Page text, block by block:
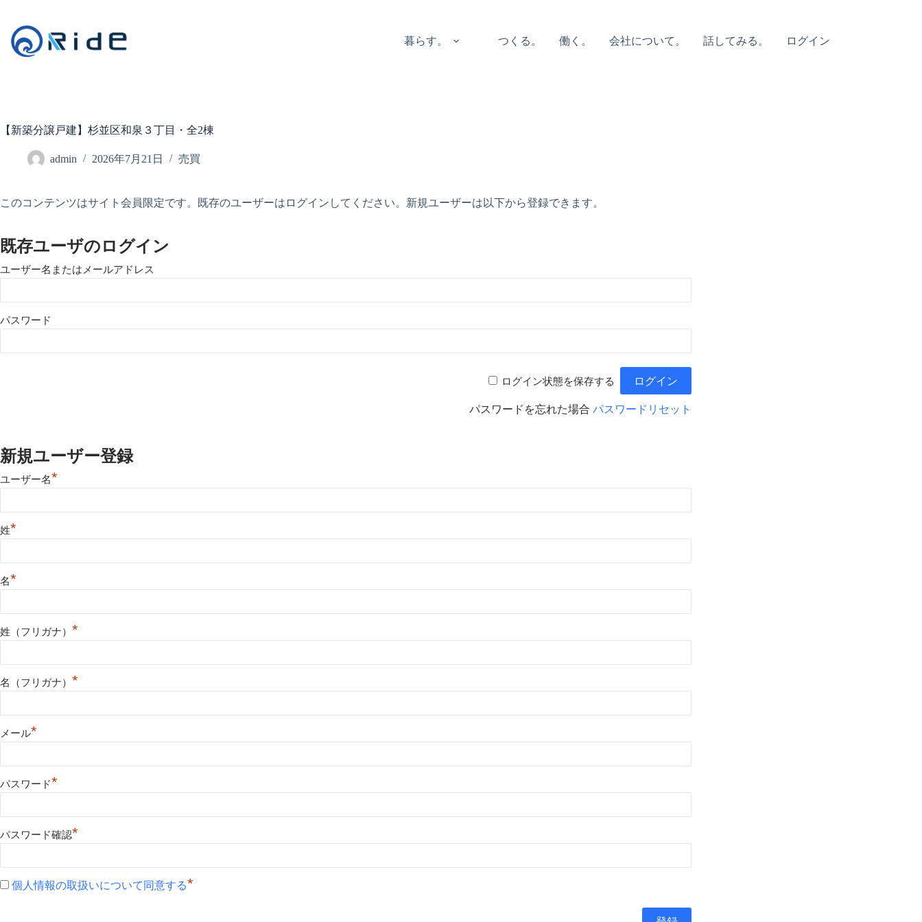
プ
暮らす。 つくる。 働く。 会社について。 話してみる。 ログイン
【新築分譲戸建】杉並区和泉３丁目・全2棟
admin 2026年7月21日 売買
このコンテンツはサイト会員限定です。既存のユーザーはログインしてください。新規ユーザーは以下から登録できます。
既存ユーザのログイン
ユーザー名またはメールアドレス
パスワード
ログイン状態を保存する
パスワードを忘れた場合 パスワードリセット
新規ユーザー登録
ユーザー名*
姓*
名*
姓（フリガナ） *
名（フリガナ） *
メール*
パスワード*
パスワード確認*
個人情報の取扱いについて同意する*